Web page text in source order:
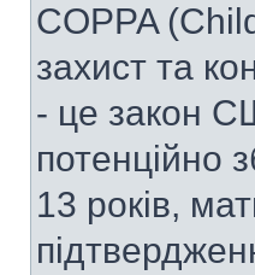
COPPA
захист та
- це закон
потенційно
13 років,